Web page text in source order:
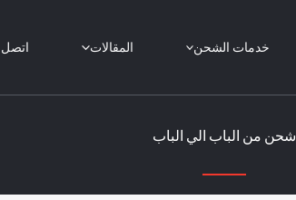
خدمات الشحن المقالات اتصل
شحن من الباب الي الباب